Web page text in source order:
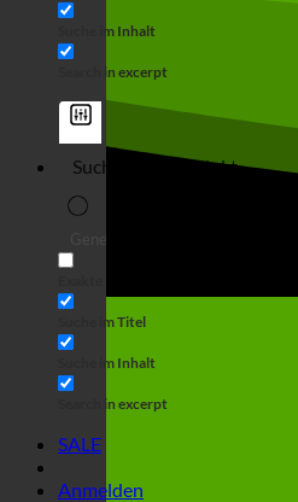
Suche im Inhalt
Search in excerpt
Suche im Titel
Suche im Inhalt
Search in excerpt
SALE
Anmelden